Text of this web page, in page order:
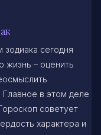
сегодня
жизнь – оценить
в этом деле
советует
характера и